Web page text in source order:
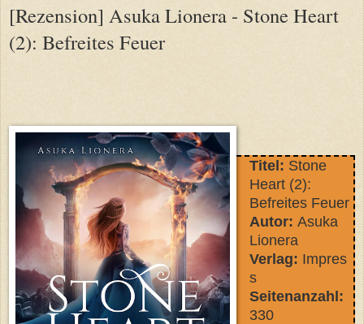
[Rezension] Asuka Lionera - Stone Heart
(2): Befreites Feuer
Titel: Stone
Heart (2):
Befreites Feuer
Autor: Asuka
Lionera
Verlag: Impres
s
Seitenanzahl:
330